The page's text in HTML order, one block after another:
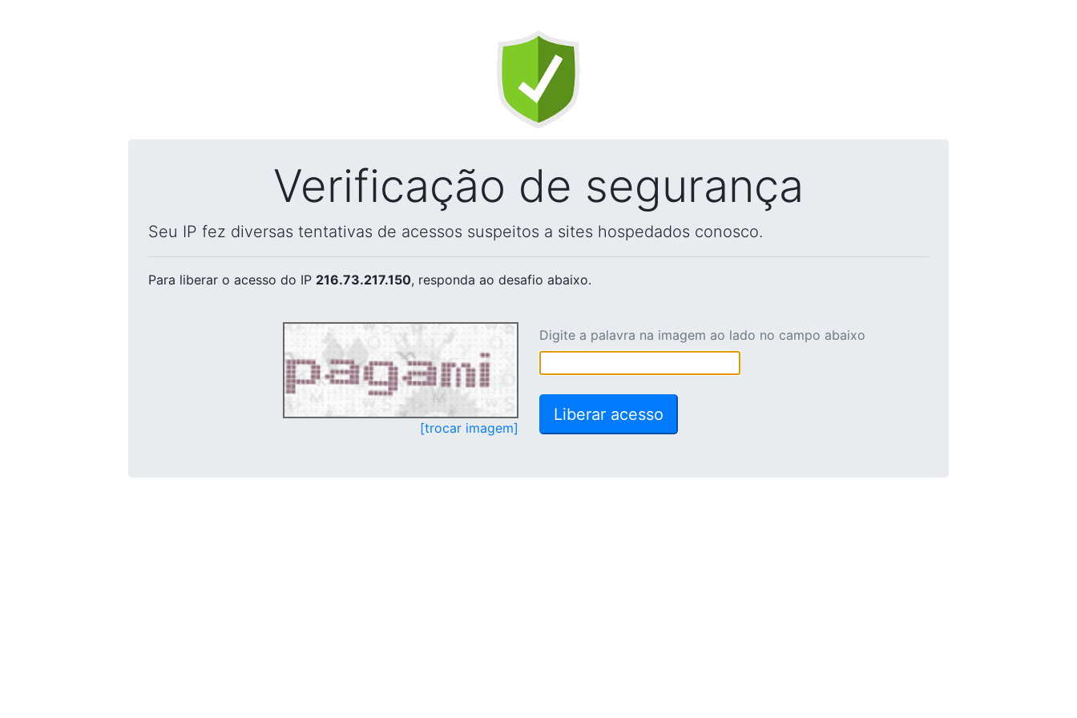
Verificação de segurança
Seu IP fez diversas tentativas de acessos suspeitos a sites hospedados conosco.
Para liberar o acesso do IP 216.73.217.150, responda ao desafio abaixo.
[trocar imagem]
Digite a palavra na imagem ao lado no campo abaixo